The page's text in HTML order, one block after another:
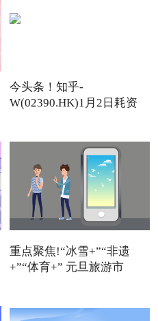
今头条！知乎-
W(02390.HK)1月2日耗资
重点聚焦!“冰雪+”“非遗
+”“体育+” 元旦旅游市